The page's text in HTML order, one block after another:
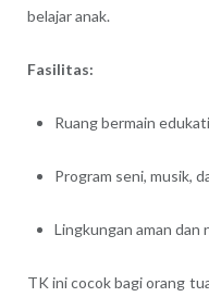
belajar anak.
Fasilitas:
Ruang bermain
Program seni, musik,
Lingkungan aman dan
TK ini cocok bagi orang